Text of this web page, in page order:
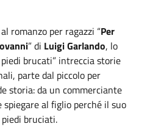
romanzo per ragazzi “Per
” di Luigi Garlando, lo
brucati” intreccia storie
parte dal piccolo per
storia: da un commerciante
al figlio perché il suo
bruciati.